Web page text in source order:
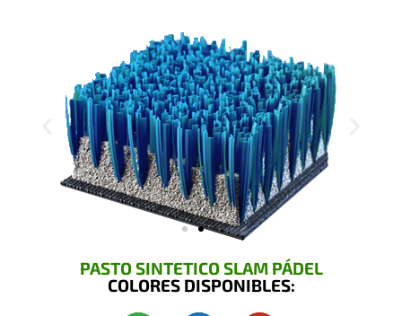
PASTO SINTETICO SLAM PÁDEL
COLORES DISPONIBLES: